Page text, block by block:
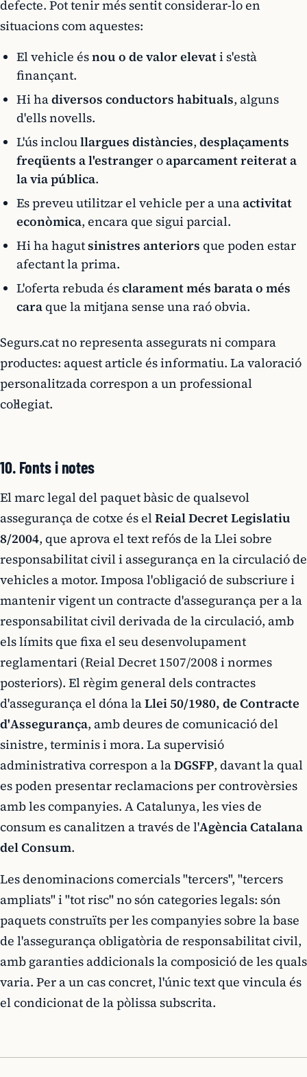
defecte. Pot tenir més sentit considerar-lo en
situacions com aquestes:
El vehicle ésnou o de valor elevati s'està
finançant.
Hi hadiversos conductors habituals, alguns
d'ells novells.
L'ús incloullargues distàncies, desplaçaments
freqüents a l'estrangeroaparcament reiterat a
la via pública.
Es preveu utilitzar el vehicle per a unaactivitat
econòmica, encara que sigui parcial.
Hi ha hagutsinistres anteriors que poden estar
afectant la prima.
L'oferta rebuda ésclarament més barata o més
caraque la mitjana sense una raó obvia.
Segurs.cat no representa assegurats ni compara
productes: aquest article és informatiu. La valoració
personalitzada correspon a un professional
col·legiat.
10. Fonts i notes
El marc legal del paquet bàsic de qualsevol
assegurança de cotxe és elReial Decret Legislatiu
8/2004, que aprova el text refós de la Llei sobre
responsabilitat civil i assegurança en la circulació de
vehicles a motor. Imposa l'obligació de subscriure i
mantenir vigent un contracte d'assegurança per a la
responsabilitat civil derivada de la circulació, amb
els límits que fixa el seu desenvolupament
reglamentari (Reial Decret 1507/2008 i normes
posteriors). El règim general dels contractes
d'assegurança el dóna laLlei 50/1980, de Contracte
d'Assegurança, amb deures de comunicació del
sinistre, terminis i mora. La supervisió
administrativa correspon a laDGSFP, davant la qual
es poden presentar reclamacions per controvèrsies
amb les companyies. A Catalunya, les vies de
consum es canalitzen a través de l'Agència Catalana
del Consum.
Les denominacions comercials "tercers", "tercers
ampliats" i "tot risc" no són categories legals: són
paquets construïts per les companyies sobre la base
de l'assegurança obligatòria de responsabilitat civil,
amb garanties addicionals la composició de les quals
varia. Per a un cas concret, l'únic text que vincula és
el condicionat de la pòlissa subscrita.